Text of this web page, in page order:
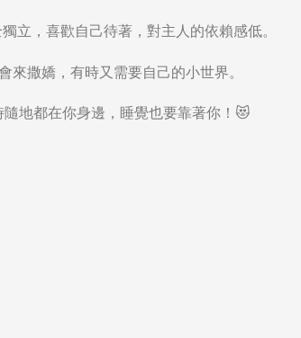
立，喜歡自己待著，對主人的依賴感低。
來撒嬌，有時又需要自己的小世界。
地都在你身邊，睡覺也要靠著你！😻